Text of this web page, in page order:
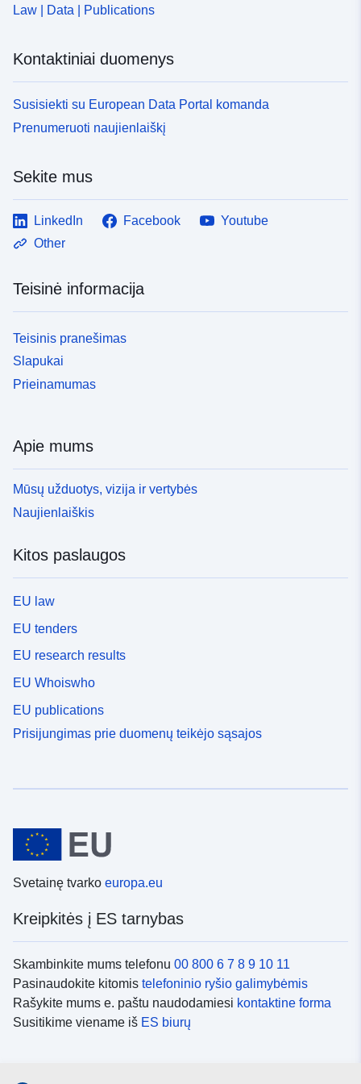
Law | Data | Publications
Kontaktiniai duomenys
Susisiekti su European Data Portal komanda
Prenumeruoti naujienlaiškį
Sekite mus
LinkedIn Facebook
Youtube
Other
Teisinė informacija
Teisinis pranešimas
Slapukai
Prieinamumas
Apie mums
Mūsų užduotys, vizija ir vertybės
Naujienlaiškis
Kitos paslaugos
EU law
EU tenders
EU research results
EU Whoiswho
EU publications
Prisijungimas prie duomenų teikėjo sąsajos
Svetainę tvarko europa.eu
Kreipkitės į ES tarnybas
Skambinkite mums telefonu 00 800 6 7 8 9 10 11
Pasinaudokite kitomis telefoninio ryšio galimybėmis
Rašykite mums e. paštu naudodamiesi kontaktine forma
Susitikime viename iš ES biurų